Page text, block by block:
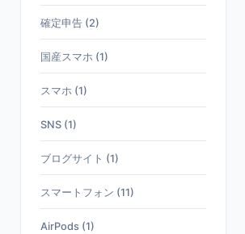
確定申告 (2)
国産スマホ (1)
スマホ (1)
SNS (1)
ブログサイト (1)
スマートフォン (11)
AirPods (1)